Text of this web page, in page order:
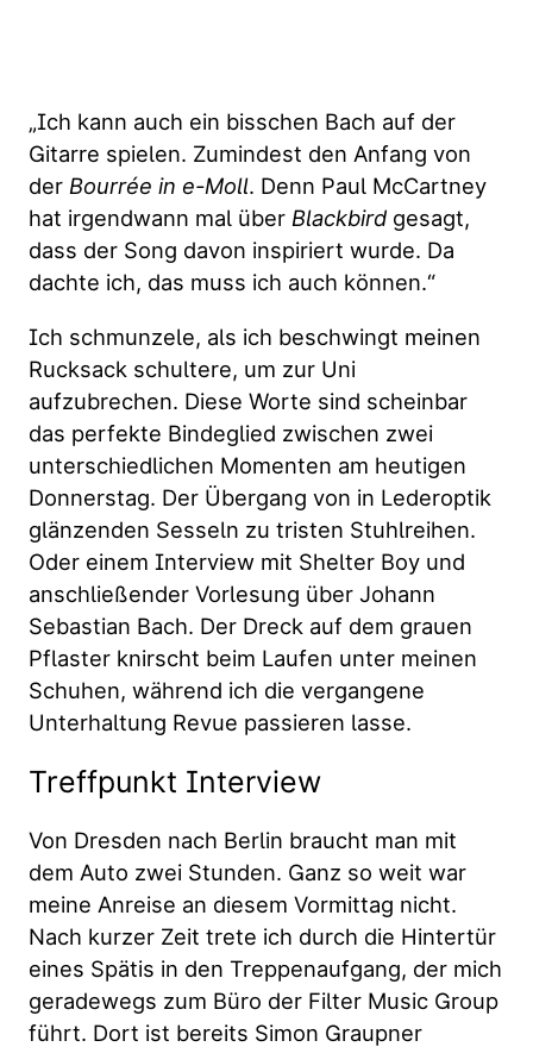
„Ich kann auch ein bisschen Bach auf der
Gitarre spielen. Zumindest den Anfang von
derBourrée in e-Moll. Denn Paul McCartney
hat irgendwann mal überBlackbird gesagt,
dass der Song davon inspiriert wurde. Da
dachte ich, das muss ich auch können.“
Ich schmunzele, als ich beschwingt meinen
Rucksack schultere, um zur Uni
aufzubrechen. Diese Worte sind scheinbar
das perfekte Bindeglied zwischen zwei
unterschiedlichen Momenten am heutigen
Donnerstag. Der Übergang von in Lederoptik
glänzenden Sesseln zu tristen Stuhlreihen.
Oder einem Interview mit Shelter Boy und
anschließender Vorlesung über Johann
Sebastian Bach. Der Dreck auf dem grauen
Pflaster knirscht beim Laufen unter meinen
Schuhen, während ich die vergangene
Unterhaltung Revue passieren lasse.
Treffpunkt Interview
Von Dresden nach Berlin braucht man mit
dem Auto zwei Stunden. Ganz so weit war
meine Anreise an diesem Vormittag nicht.
Nach kurzer Zeit trete ich durch die Hintertür
eines Spätis in den Treppenaufgang, der mich
geradewegs zum Büro der Filter Music Group
führt. Dort ist bereits Simon Graupner